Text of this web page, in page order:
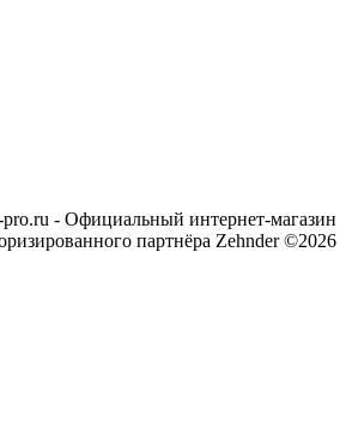
pro.ru - Официальный интернет-магазин
партнёра Zehnder ©2026